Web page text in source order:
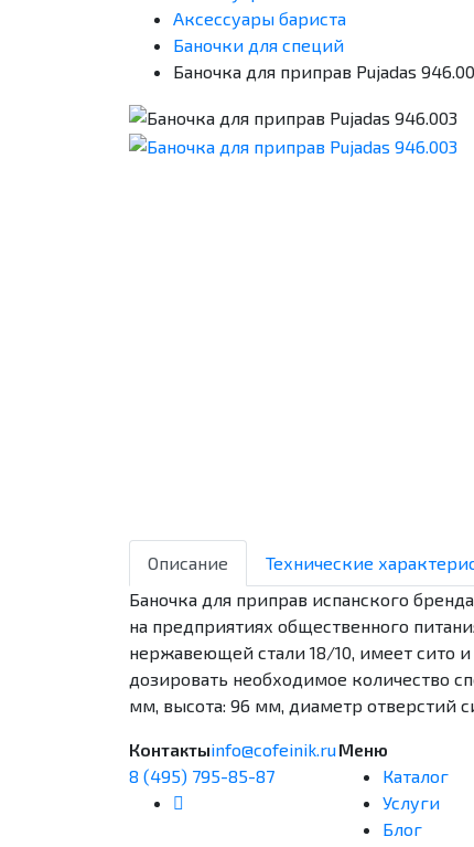
Аксессуары бариста
Баночки для специй
Баночка для приправ Pujadas
Описание Технические
Баночка для приправ испанского
на предприятиях общественного
нержавеющей стали 18/10, имеет сито и
дозировать необходимое количество
мм, высота: 96 мм, диаметр отверстий
Контактыinfo@cofeinik.ru
8 (495) 795-85-87
Меню
Каталог
Услуги
Блог